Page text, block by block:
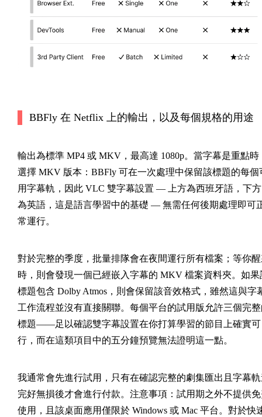
BBFly 在 Netflix 上的輸出，以及每個規格的用途
輸出為標準 MP4 或 MKV，最高達 1080p。當字幕是重點時
選擇 MKV 版本：BBFly 可在一次處理中保留該標題的每個
用字幕軌，因此 VLC 雙字幕設置 — 上方為西班牙語，下方
為英語，這是語言學習中的基礎 — 無需任何後期處理即可
常運行。
對於完整的季度，批量排隊會在夜間運行所有檔案；等你
時，則會發現一個已經嵌入字幕的 MKV 檔案資料夾。如果
標題包含 Dolby Atmos，則會保留該音效格式，雖然這與字
工作流程並沒有直接關聯。每個平台的試用版允許三個完
標題——足以確認雙字幕設置在你打算學習的節目上確實可
行，而在這類項目中的五分鐘預覽無法證明這一點。
我通常會先進行試用，只有在確認完整的劇集匯出且字幕
完好無損後才會進行付款。注意事項：試用期之外不提供
使用，且該桌面應用僅限於 Windows 或 Mac 平台。對於快